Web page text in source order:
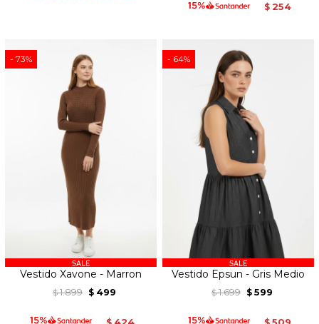
$ 254
73
Vestido Xavone - Marron
$ 1.899 $ 499
64
Vestido Epsun - Gris Medio
$ 1.699 $ 599